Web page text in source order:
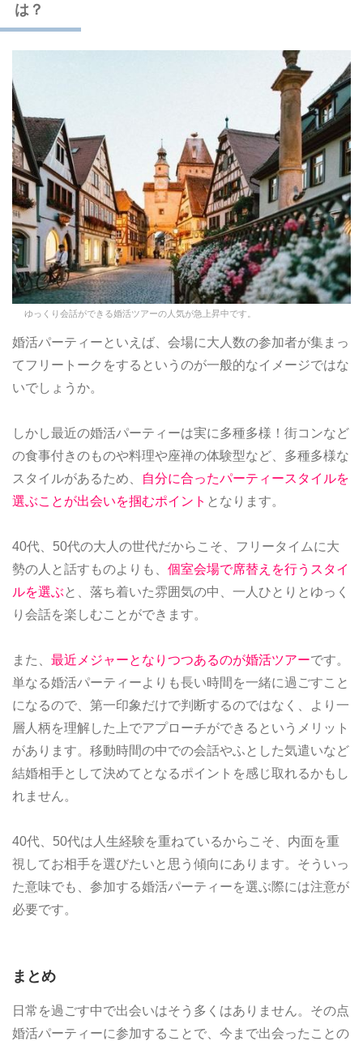
は？
ゆっくり会話ができる婚活ツアーの人気が急上昇中です。
婚活パーティーといえば、会場に大人数の参加者が集まっ
てフリートークをするというのが一般的なイメージではな
いでしょうか。
しかし最近の婚活パーティーは実に多種多様！街コンなど
の食事付きのものや料理や座禅の体験型など、多種多様な
スタイルがあるため、
自分に合ったパーティースタイルを
選ぶことが出会いを掴むポイント となります。
40代、50代の大人の世代だからこそ、フリータイムに大
勢の人と話すものよりも、 個室会場で席替えを行うスタイ
ルを選ぶ と、落ち着いた雰囲気の中、一人ひとりとゆっく
り会話を楽しむことができます。
また、 最近メジャーとなりつつあるのが婚活ツアーです。
単なる婚活パーティーよりも長い時間を一緒に過ごすこと
になるので、第一印象だけで判断するのではなく、より一
層人柄を理解した上でアプローチができるというメリット
があります。移動時間の中での会話やふとした気遣いなど
結婚相手として決めてとなるポイントを感じ取れるかもし
れません。
40代、50代は人生経験を重ねているからこそ、内面を重
視してお相手を選びたいと思う傾向にあります。そういっ
た意味でも、参加する婚活パーティーを選ぶ際には注意が
必要です。
まとめ
日常を過ごす中で出会いはそう多くはありません。その点
婚活パーティーに参加することで、今まで出会ったことの